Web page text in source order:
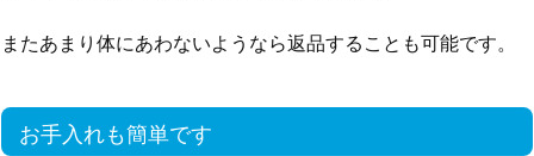
またあまり体にあわないようなら返品することも可能です。
お手入れも簡単です